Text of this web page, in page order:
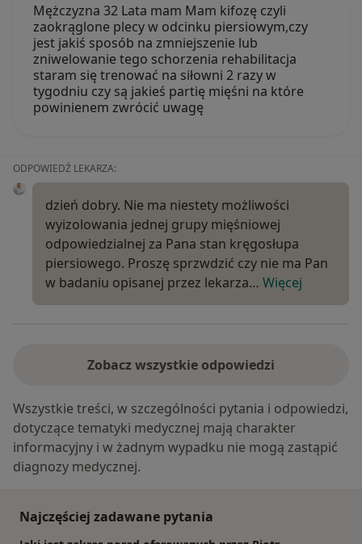
Mężczyzna 32 Lata mam Mam kifozę czyli
zaokrąglone plecy w odcinku piersiowym,czy
jest jakiś sposób na zmniejszenie lub
zniwelowanie tego schorzenia rehabilitacja
staram się trenować na siłowni 2 razy w
tygodniu czy są jakieś partię mięśni na które
powinienem zwrócić uwagę
ODPOWIEDŹ LEKARZA:
dzień dobry. Nie ma niestety możliwości
wyizolowania jednej grupy mięśniowej
odpowiedzialnej za Pana stan kręgosłupa
piersiowego. Proszę sprzwdzić czy nie ma Pan
w badaniu opisanej przez lekarza… Więcej
Zobacz wszystkie odpowiedzi
Wszystkie treści, w szczególności pytania i odpowiedzi,
dotyczące tematyki medycznej mają charakter
informacyjny i w żadnym wypadku nie mogą zastąpić
diagnozy medycznej.
Najczęściej zadawane pytania